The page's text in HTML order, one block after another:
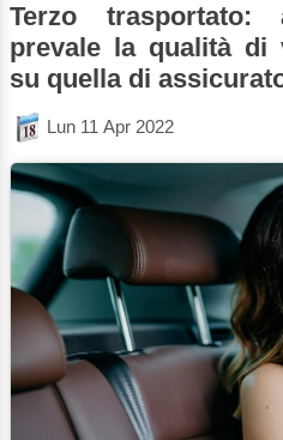
Terzo
prevale la qualità di
su quella di
Lun 11 Apr 2022